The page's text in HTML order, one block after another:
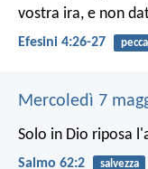
vostra ira, e non
Efesini 4:26-27
Mercoledì 7
Solo in Dio riposa
Salmo 62:2 salvezza